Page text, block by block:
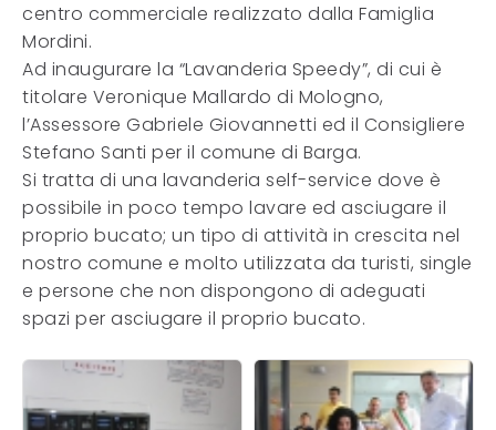
centro commerciale realizzato dalla Famiglia
Mordini.
Ad inaugurare la “Lavanderia Speedy”, di cui è
titolare Veronique Mallardo di Mologno,
l’Assessore Gabriele Giovannetti ed il Consigliere
Stefano Santi per il comune di Barga.
Si tratta di una lavanderia self-service dove è
possibile in poco tempo lavare ed asciugare il
proprio bucato; un tipo di attività in crescita nel
nostro comune e molto utilizzata da turisti, single
e persone che non dispongono di adeguati
spazi per asciugare il proprio bucato.